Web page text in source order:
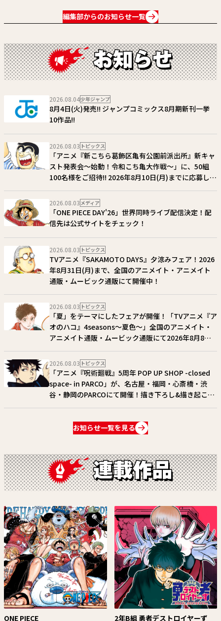
編集部からのお知らせ一覧
2026.08.04少年ジャンプ
8月4日(火)発売!! ジャンプコミックス8月期新刊一挙
10作品!!
2026.08.03 トピックス
「アニメ『新こちら葛飾区亀有公園前派出所』新キャ
スト発表会～始動！令和こち亀大作戦～」に、50組
100名様をご招待!! 2026年8月10日(月)までに応募しよ
う！
2026.08.03 メディア
「ONE PIECE DAY'26」世界同時ライブ配信決定！配
信先は公式サイトをチェック！
2026.08.03 トピックス
TVアニメ『SAKAMOTO DAYS』夕涼みフェア！2026
年8月31日(月)まで、全国のアニメイト・アニメイト
通販・ムービック通販にて開催中！
2026.08.03 トピックス
「夏」をテーマにしたフェアが開催！「TVアニメ『ア
オのハコ』4seasons〜夏色〜」全国のアニメイト・
アニメイト通販・ムービック通販にて2026年8月8日
(土)〜 30日(日)まで開催！
2026.08.03 トピックス
「アニメ『呪術廻戦』5周年 POP UP SHOP -closed
space- in PARCO」が、名古屋・福岡・心斎橋・渋
谷・静岡のPARCOにて開催！描き下ろし&描き起こし
アイテム多数展開!! 詳細はコチラ!!
お知らせ一覧を見る
ONE PIECE
2年B組 勇者デストロイヤーず